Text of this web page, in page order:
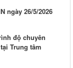
ngày 26/5/2026
độ chuyên
Trung tâm